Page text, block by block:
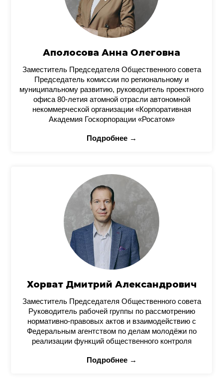
Аполосова Анна Олеговна
Заместитель Председателя Общественного совета
Председатель комиссии по региональному и
муниципальному развитию, руководитель проектного
офиса 80-летия атомной отрасли автономной
некоммерческой организации «Корпоративная
Академия Госкорпорации «Росатом»
Подробнее →
Хорват Дмитрий Александрович
Заместитель Председателя Общественного совета
Руководитель рабочей группы по рассмотрению
нормативно-правовых актов и взаимодействию с
Федеральным агентством по делам молодёжи по
реализации функций общественного контроля
Подробнее →